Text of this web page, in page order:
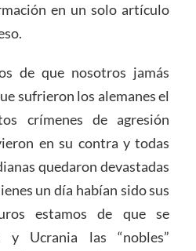
en un solo artículo
de que nosotros jamás
sufrieron los alemanes el
crímenes de agresión
en su contra y todas
quedaron devastadas
un día habían sido sus
estamos de que se
y Ucrania las “nobles”